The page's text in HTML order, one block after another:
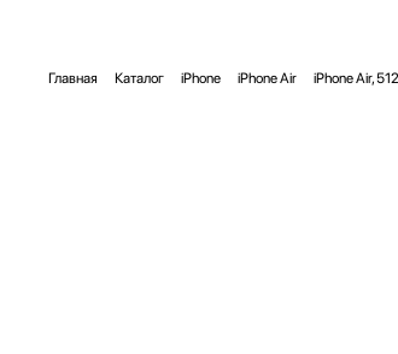
Главная Каталог iPhone iPhone Air iPhone Air,